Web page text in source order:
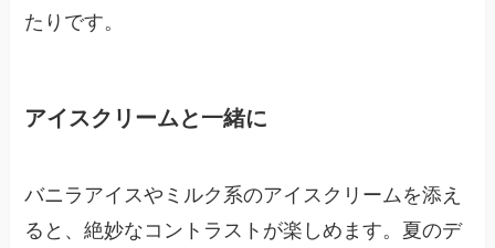
たりです。
アイスクリームと一緒に
バニラアイスやミルク系のアイスクリームを添え
ると、絶妙なコントラストが楽しめます。夏のデ